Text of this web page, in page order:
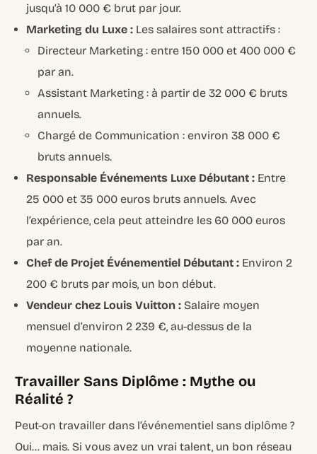
jusqu’à 10 000 € brut par jour.
Marketing du Luxe : Les salaires sont attractifs :
Directeur Marketing : entre 150 000 et 400 000 €
par an.
Assistant Marketing : à partir de 32 000 € bruts
annuels.
Chargé de Communication : environ 38 000 €
bruts annuels.
Responsable Événements Luxe Débutant : Entre
25 000 et 35 000 euros bruts annuels. Avec
l’expérience, cela peut atteindre les 60 000 euros
par an.
Chef de Projet Événementiel Débutant : Environ 2
200 € bruts par mois, un bon début.
Vendeur chez Louis Vuitton : Salaire moyen
mensuel d’environ 2 239 €, au-dessus de la
moyenne nationale.
Travailler Sans Diplôme : Mythe ou
Réalité ?
Peut-on travailler dans l’événementiel sans diplôme ?
Oui… mais. Si vous avez un vrai talent, un bon réseau